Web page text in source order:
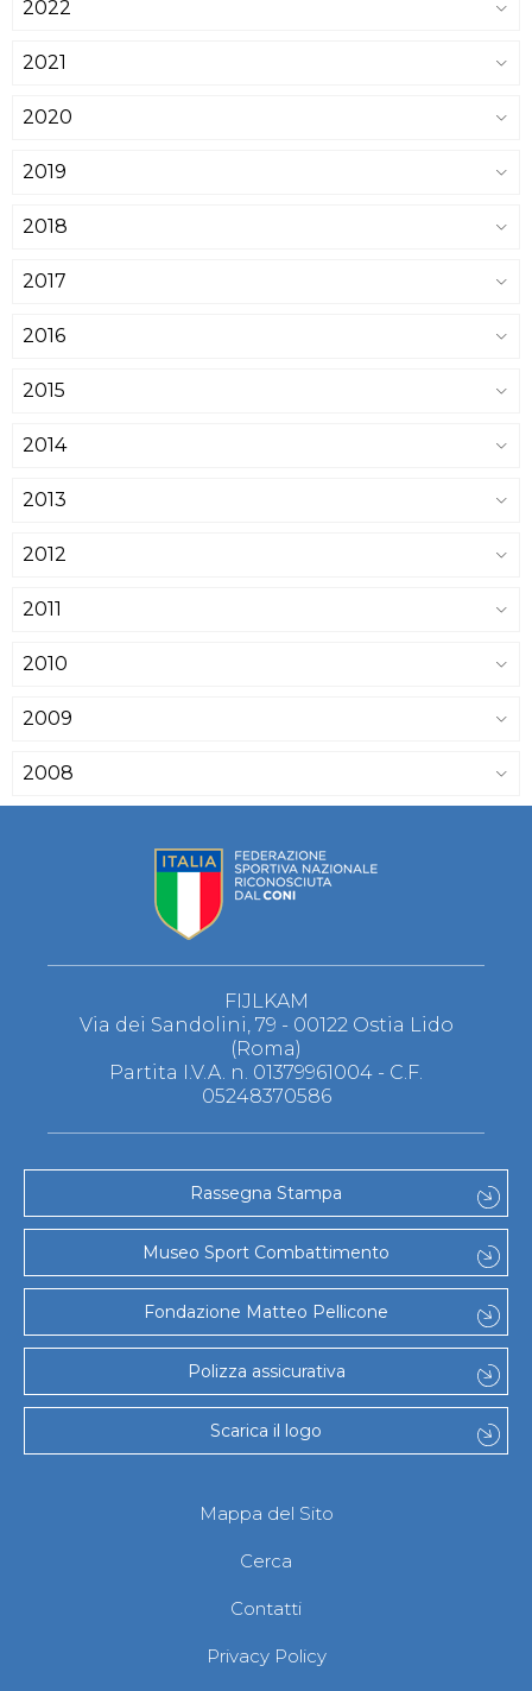
2022
2021
2020
2019
2018
2017
2016
2015
2014
2013
2012
2011
2010
2009
2008
FIJLKAM
Via dei Sandolini, 79 - 00122 Ostia Lido
(Roma)
Partita I.V.A. n. 01379961004 - C.F.
05248370586
Rassegna Stampa
Museo Sport Combattimento
Fondazione Matteo Pellicone
Polizza assicurativa
Scarica il logo
Mappa del Sito
Cerca
Contatti
Privacy Policy